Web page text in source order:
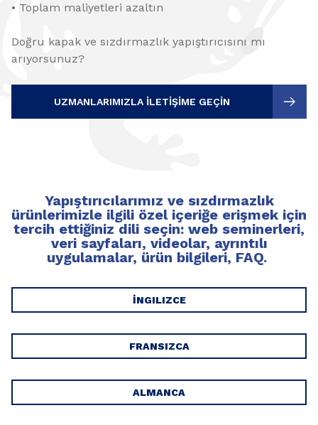
• Toplam maliyetleri azaltın
Doğru kapak ve sızdırmazlık yapıştırıcısını mı
arıyorsunuz?
UZMANLARIMIZLA ILETIŞIME GEÇIN
Yapıştırıcılarımız ve sızdırmazlık
ürünlerimizle ilgili özel içeriğe erişmek için
tercih ettiğiniz dili seçin: web seminerleri,
veri sayfaları, videolar, ayrıntılı
uygulamalar, ürün bilgileri, FAQ.
İNGILIZCE
FRANSIZCA
ALMANCA